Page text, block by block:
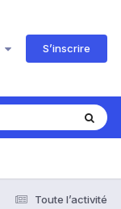
S’inscrire
Toute l’activité